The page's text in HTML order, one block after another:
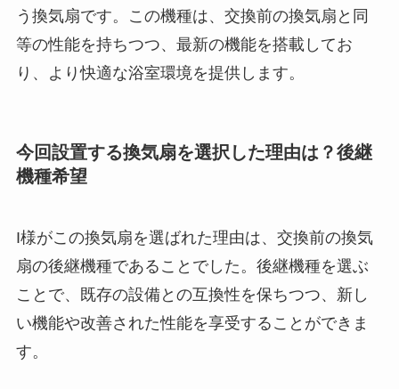
う換気扇です。この機種は、交換前の換気扇と同
等の性能を持ちつつ、最新の機能を搭載してお
り、より快適な浴室環境を提供します。
今回設置する換気扇を選択した理由は？後継
機種希望
I様がこの換気扇を選ばれた理由は、交換前の換気
扇の後継機種であることでした。後継機種を選ぶ
ことで、既存の設備との互換性を保ちつつ、新し
い機能や改善された性能を享受することができま
す。